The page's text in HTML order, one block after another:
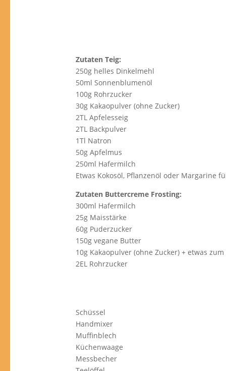
Zutaten Teig:
250g helles Dinkelmehl
50ml Sonnenblumenöl
100g Rohrzucker
30g Kakaopulver (ohne Zucker)
2TL Apfelesseig
2TL Backpulver
1Tl Natron
50g Apfelmus
250ml Hafermilch
Etwas Kokosöl, Pflanzenöl oder Margarine
Zutaten Buttercreme Frosting:
300ml Hafermilch
25g Maisstärke
60g Puderzucker
150g vegane Butter
10g Kakaopulver (ohne Zucker) + etwas
2EL Rohrzucker
Schüssel
Handmixer
Muffinblech
Küchenwaage
Messbecher